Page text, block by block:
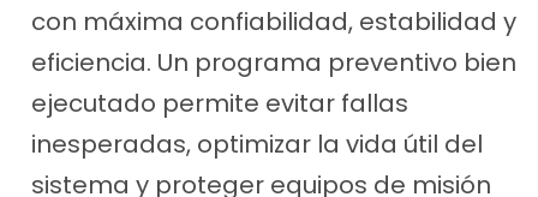
con máxima confiabilidad, estabilidad y
eficiencia. Un programa preventivo bien
ejecutado permite evitar fallas
inesperadas, optimizar la vida útil del
sistema y proteger equipos de misión